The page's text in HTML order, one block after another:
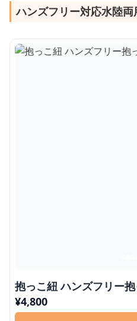
ハンズフリー対応水陸
抱っこ紐 ハンズフリー
¥4,800